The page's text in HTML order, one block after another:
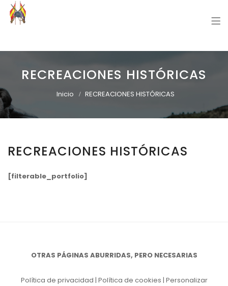
RECREACIONES HISTÓRICAS
Inicio RECREACIONES HISTÓRICAS
RECREACIONES HISTÓRICAS
[filterable_portfolio]
OTRAS PÁGINAS ABURRIDAS, PERO NECESARIAS
Política de privacidad | Política de cookies | Personalizar